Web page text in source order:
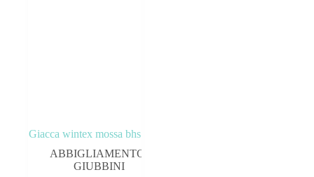
Giacca wintex mossa bhs
ABBIGLIAMENTO
GIUBBINI